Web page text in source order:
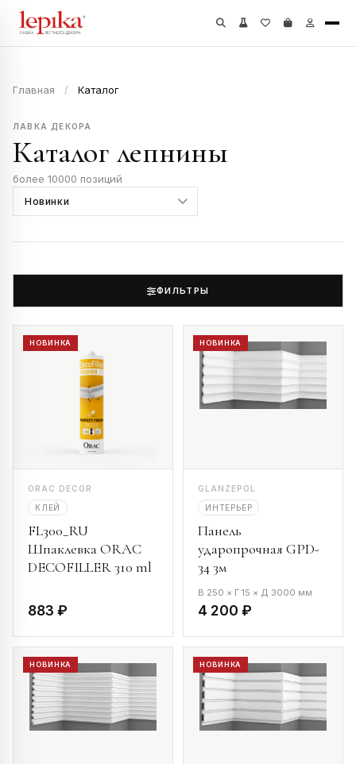
Главная / Каталог
ЛАВКА ДЕКОРА
Каталог лепнины
более 10000 позиций
ФИЛЬТРЫ
НОВИНКА
ORAC DECOR
КЛЕЙ
FL300_RU
Шпаклевка ORAC
DECOFILLER 310 ml
883 ₽
НОВИНКА
GLANZEPOL
ИНТЕРЬЕР
Панель
ударопрочная GPD-
34 3м
В 250 × Г 15 × Д 3000 мм
4 200 ₽
НОВИНКА НОВИНКА